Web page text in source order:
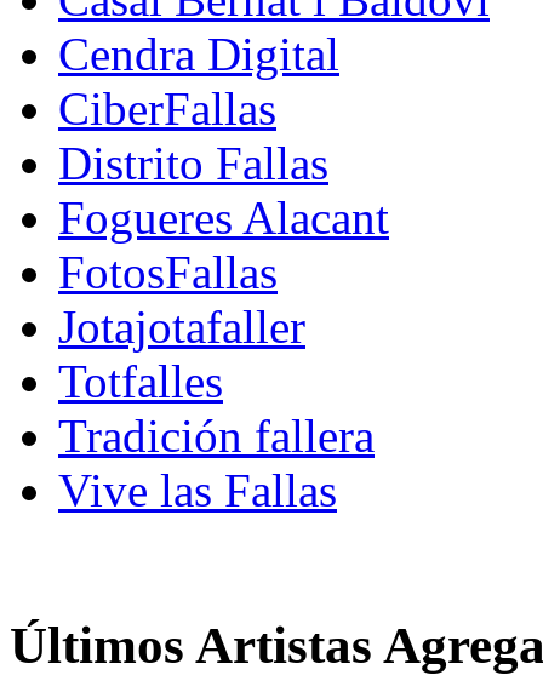
Cendra Digital
CiberFallas
Distrito Fallas
Fogueres Alacant
FotosFallas
Jotajotafaller
Totfalles
Tradición fallera
Vive las Fallas
Últimos Artistas